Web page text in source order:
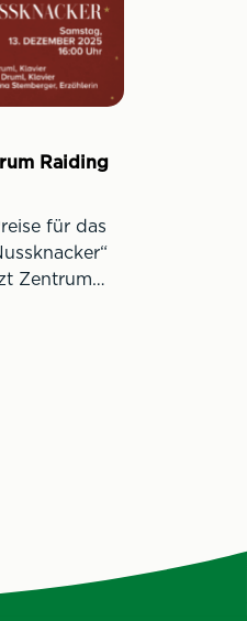
Raiding
für das
Zentrum